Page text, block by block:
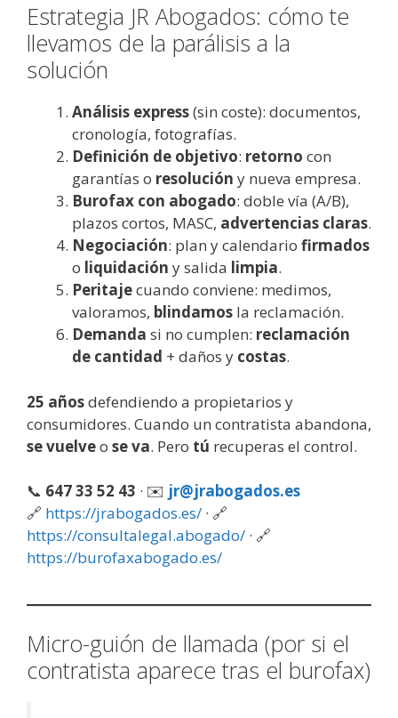
Estrategia JR Abogados: cómo te
llevamos de la parálisis a la
solución
Análisis express(sin coste): documentos,
cronología, fotografías.
Definición de objetivo: retorno con
garantías o resolución y nueva empresa.
Burofax con abogado: doble vía (A/B),
plazos cortos, MASC, advertencias claras.
Negociación: plan y calendario firmados
o liquidación y salida limpia.
Peritajecuando conviene: medimos,
valoramos, blindamos la reclamación.
Demanda si no cumplen: reclamación
de cantidad + daños y costas.
25 añosdefendiendo a propietarios y
consumidores. Cuando un contratista abandona,
se vuelveo se va. Pero tú recuperas el control.
📞 647 33 52 43 · ✉️ jr@jrabogados.es
🔗 https://jrabogados.es/ · 🔗
https://consultalegal.abogado/ · 🔗
https://burofaxabogado.es/
Micro-guión de llamada (por si el
contratista aparece tras el burofax)